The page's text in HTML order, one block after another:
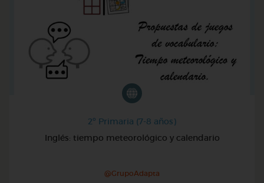
2º Primaria (7-8 años)
Inglés: tiempo meteorológico y calendario
@GrupoAdapta